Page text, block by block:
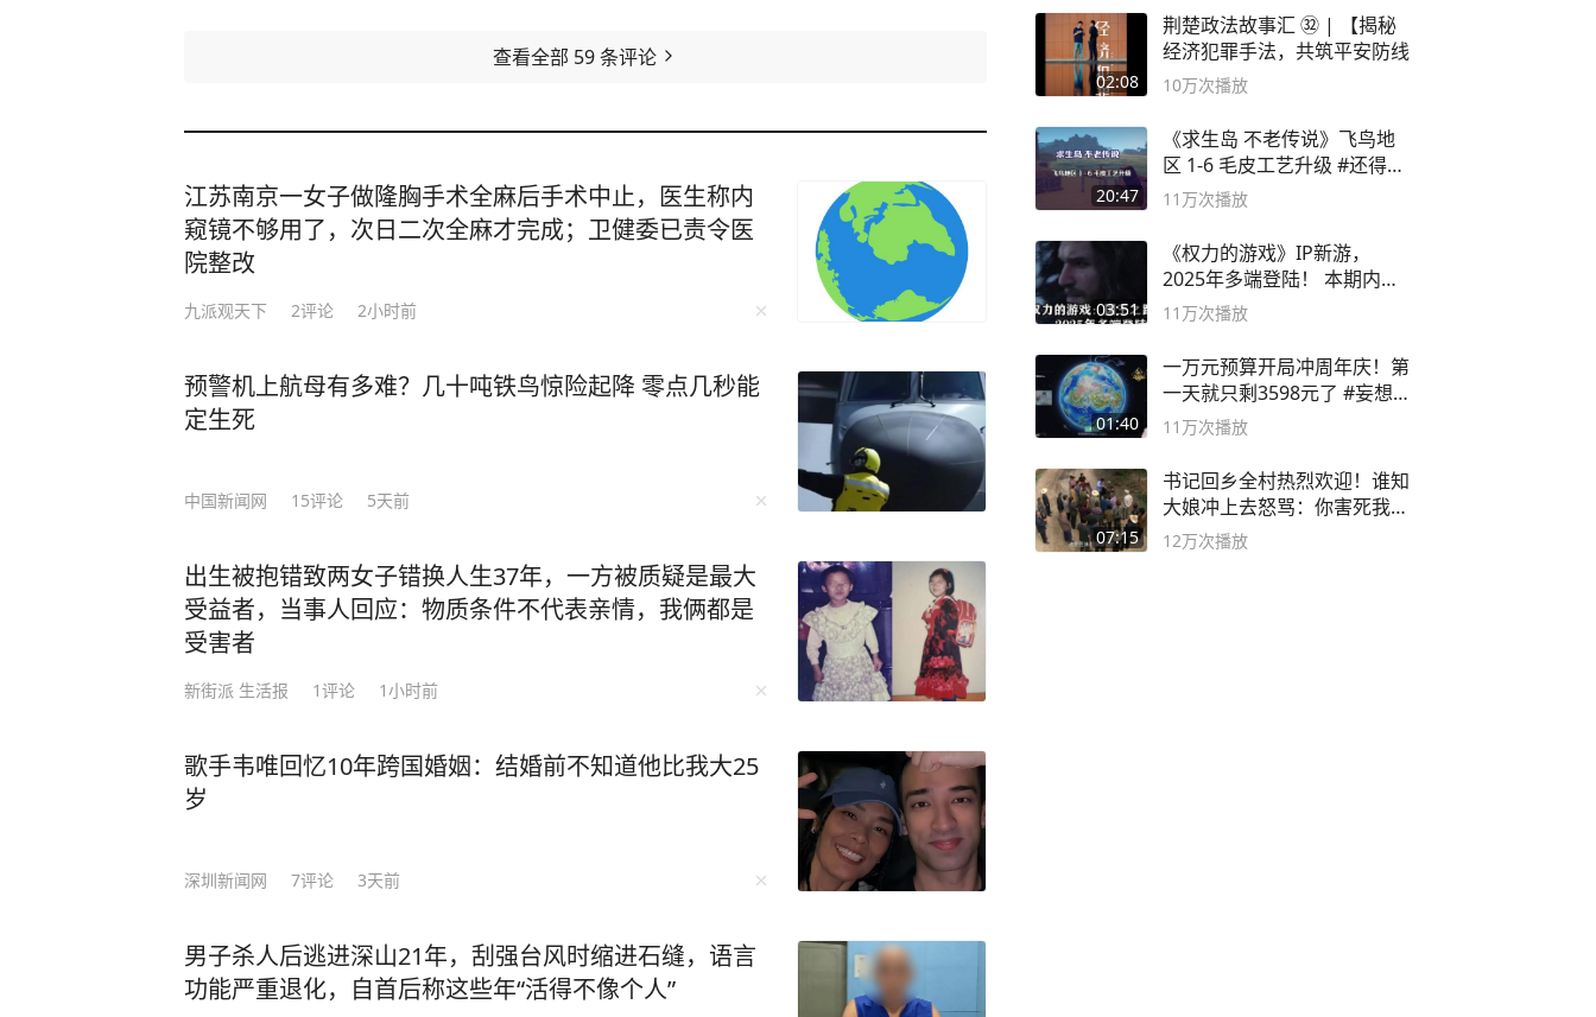
查看全部 59条评论
江苏南京一女子做隆胸手术全麻后手术中止，医生称内
窥镜不够用了，次日二次全麻才完成；卫健委已责令医
院整改
九派观天下 2评论 2小时前
预警机上航母有多难？几十吨铁鸟惊险起降 零点几秒能
定生死
中国新闻网 15评论 5天前
出生被抱错致两女子错换人生37年，一方被质疑是最大
受益者，当事人回应：物质条件不代表亲情，我俩都是
受害者
新街派 生活报 1评论 1小时前
歌手韦唯回忆10年跨国婚姻：结婚前不知道他比我大25
岁
深圳新闻网 7评论 3天前
男子杀人后逃进深山21年，刮强台风时缩进石缝，语言
功能严重退化，自首后称这些年“活得不像个人”
02:08
荆楚政法故事汇 ㉜ | 【揭秘
经济犯罪手法，共筑平安防线
10万次播放
20:47
《求生岛 不老传说》飞鸟地
区 1-6 毛皮工艺升级 #还得是
主机大作
11万次播放
03:51
《权力的游戏》IP新游，
2025年多端登陆！ 本期内容
概要
11万次播放
01:40
一万元预算开局冲周年庆！第
一天就只剩3598元了 #妄想山
海
11万次播放
07:15
书记回乡全村热烈欢迎！谁知
大娘冲上去怒骂：你害死我儿
子
12万次播放